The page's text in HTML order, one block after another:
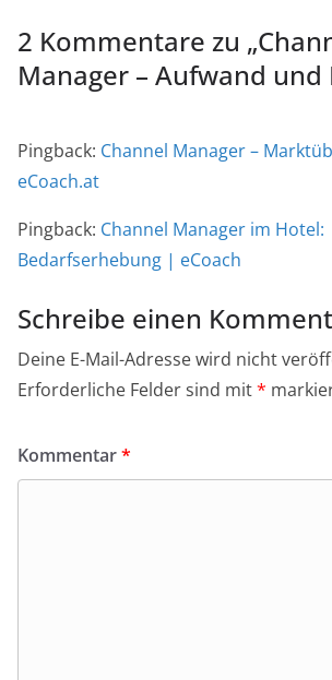
2 Kommentare zu „
Manager – Aufwand und
Pingback: Channel Manager –
eCoach.at
Pingback: Channel Manager im Hotel:
Bedarfserhebung | eCoach
Schreibe einen
Deine E-Mail-Adresse wird nicht
Erforderliche Felder sind mit*
Kommentar*